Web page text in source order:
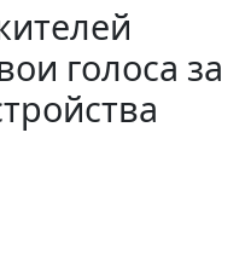
голоса за